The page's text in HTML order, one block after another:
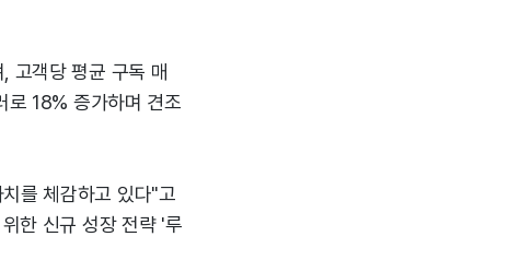
고객당 평균 구독 매
18% 증가하며 견조
를 체감하고 있다"고
한 신규 성장 전략 '루